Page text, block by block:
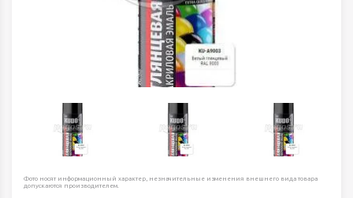
Фото носят информационный характер, незначительные изменения внешнего вида товара
допускаются производителем.